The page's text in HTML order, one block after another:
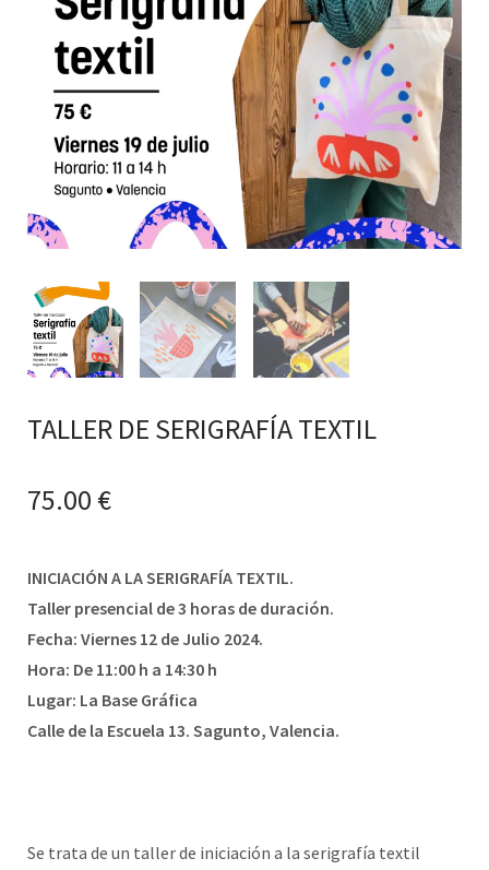
TALLER DE SERIGRAFÍA TEXTIL
75.00 €
INICIACIÓN A LA SERIGRAFÍA TEXTIL.
Taller presencial de 3 horas de duración.
Fecha: Viernes 12 de Julio 2024.
Hora: De 11:00 h a 14:30 h
Lugar: La Base Gráfica
Calle de la Escuela 13. Sagunto, Valencia.
Se trata de un taller de iniciación a la serigrafía textil